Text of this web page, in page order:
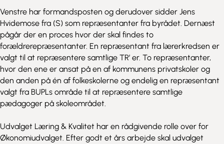
Venstre har formandsposten og derudover sidder Jens
Hvidemose fra (S) som repræsentanter fra byrådet. Dernæst
pågår der en proces hvor der skal findes to
forældrerepræsentanter. En repræsentant fra lærerkredsen er
valgt til at repræsentere samtlige TR’ er. To repræsentanter,
hvor den ene er ansat på en af kommunens privatskoler og
den anden på én af folkeskolerne og endelig en repræsentant
valgt fra BUPLs område til at repræsentere samtlige
pædagoger på skoleområdet.
Udvalget Læring & Kvalitet har en rådgivende rolle over for
Økonomiudvalget. Efter godt et års arbejde skal udvalget